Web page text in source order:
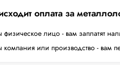
оплата за
физическое лицо - вам заплатят
компания или производство - вам